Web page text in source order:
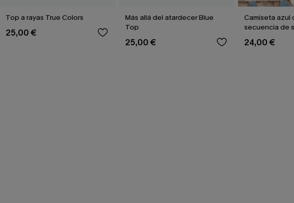
Top a rayas True Colors
25,00 €
Más allá del atardecer Blue
Top
25,00 €
Camiseta
secuencia de
24,00 €